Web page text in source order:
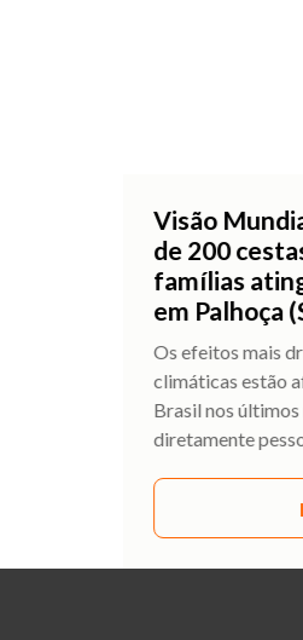
Visão
de 200
famílias
em Palhoça
Os efeitos mais
climáticas estão
Brasil nos
diretamente